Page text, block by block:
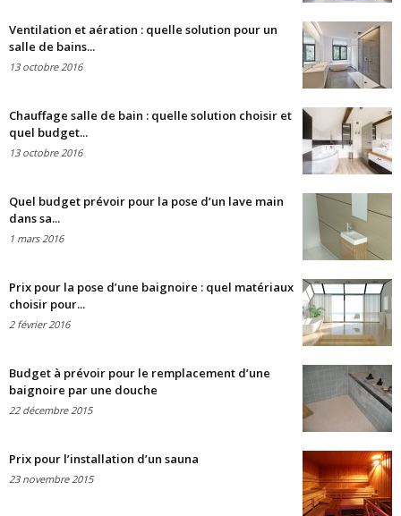
Ventilation et aération : quelle solution pour un
salle de bains...
13 octobre 2016
Chauffage salle de bain : quelle solution choisir et
quel budget...
13 octobre 2016
Quel budget prévoir pour la pose d’un lave main
dans sa...
1 mars 2016
Prix pour la pose d’une baignoire : quel matériaux
choisir pour...
2 février 2016
Budget à prévoir pour le remplacement d’une
baignoire par une douche
22 décembre 2015
Prix pour l’installation d’un sauna
23 novembre 2015